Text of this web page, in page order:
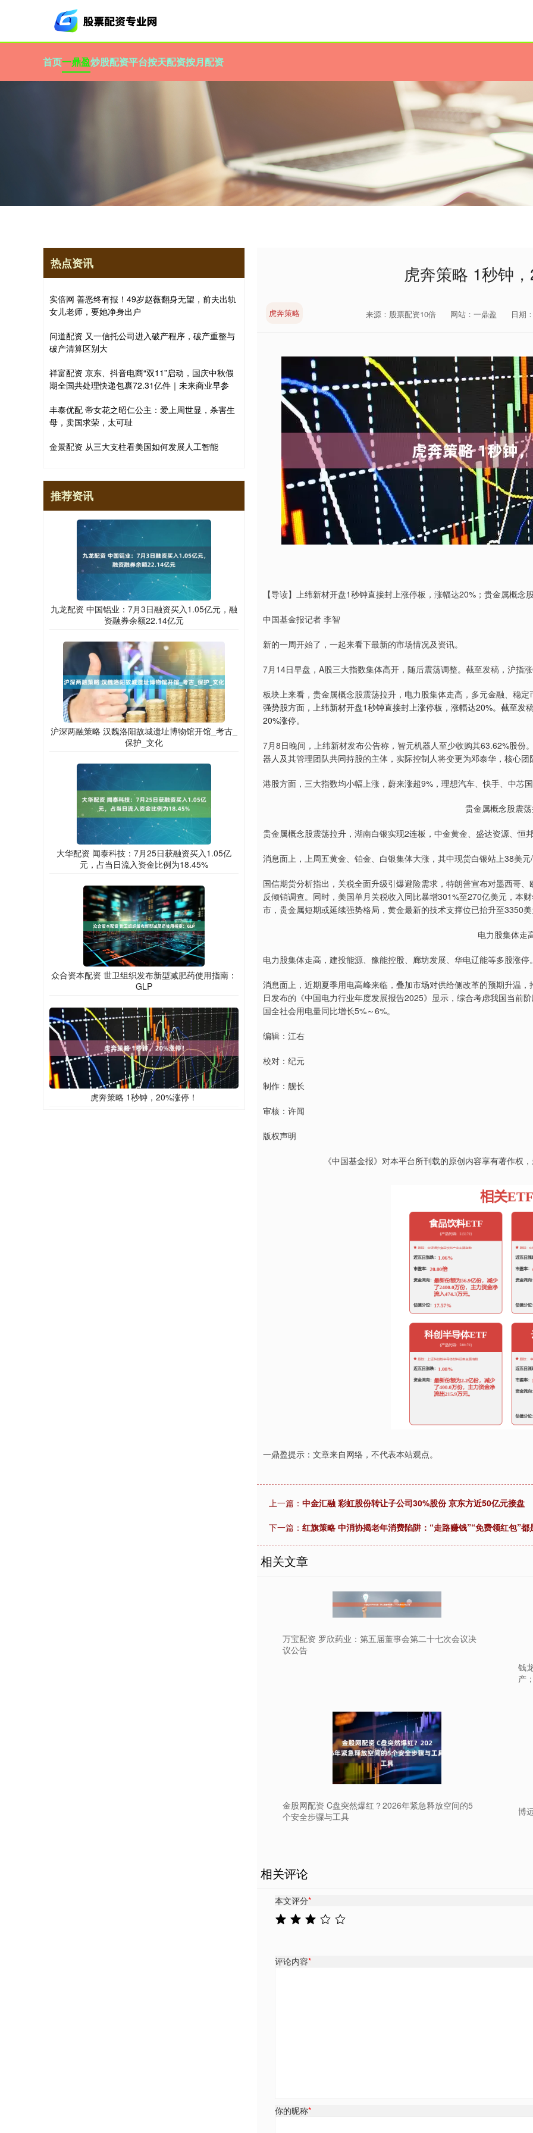
首页一鼎盈炒股配资平台按天配资按月配资
虎奔策略 1秒钟
虎奔策略 来源：股票配资10倍 网站：一鼎盈 日期
【导读】上纬新材开盘1秒钟直接封上涨停板，涨幅达20%；贵金属概念
中国基金报记者 李智
新的一周开始了，一起来看下最新的市场情况及资讯。
7月14日早盘，A股三大指数集体高开，随后震荡调整。截至发稿，沪指
板块上来看，贵金属概念股震荡拉升，电力股集体走高，多元金融、稳
强势股方面，上纬新材开盘1秒钟直接封上涨停板，涨幅达20%。截至
20%涨停。
7月8日晚间，上纬新材发布公告称，智元机器人至少收购其63.62%股
器人及其管理团队共同持股的主体，实际控制人将变更为邓泰华，核心团
港股方面，三大指数均小幅上涨，蔚来涨超9%，理想汽车、快手、中芯
贵金属概念股震
贵金属概念股震荡拉升，湖南白银实现2连板，中金黄金、盛达资源、恒
消息面上，上周五黄金、铂金、白银集体大涨，其中现货白银站上38美
国信期货分析指出，关税全面升级引爆避险需求，特朗普宣布对墨西哥
反倾销调查。同时，美国单月关税收入同比暴增301%至270亿美元，本
市，贵金属短期或延续强势格局，黄金最新的技术支撑位已抬升至3350
电力股集体走
电力股集体走高，建投能源、豫能控股、廊坊发展、华电辽能等多股涨停
消息面上，近期夏季用电高峰来临，叠加市场对供给侧改革的预期升温
日发布的《中国电力行业年度发展报告2025》显示，综合考虑我国当前
国全社会用电量同比增长5%～6%。
编辑：江右
校对：纪元
制作：舰长
审核：许闻
版权声明
《中国基金报》对本平台所刊载的原创内容享有著作权
一鼎盈提示：文章来自网络，不代表本站观点。
上一篇： 中金汇融 彩虹股份转让子公司30%股份 京东方近50亿元接盘
下一篇： 红旗策略 中消协揭老年消费陷阱：“走路赚钱”“免费领红包”都
相关文章
万宝配资 罗欣药业：第五届董事会第二十七次会议决
议公告
钱
产
金股网配资 C盘突然爆红？2026年紧急释放空间的5
个安全步骤与工具
博
相关评论
本文评分*
评论内容*
你的昵称*
热点资讯
实倍网 善恶终有报！49岁赵薇翻身无望，前夫出轨
女儿老师，要她净身出户
问道配资 又一信托公司进入破产程序，破产重整与
破产清算区别大
祥富配资 京东、抖音电商“双11”启动，国庆中秋假
期全国共处理快递包裹72.31亿件｜未来商业早参
丰泰优配 帝女花之昭仁公主：爱上周世显，杀害生
母，卖国求荣，太可耻
金景配资 从三大支柱看美国如何发展人工智能
推荐资讯
九龙配资 中国铝业：7月3日融资买入1.05亿元，融
资融券余额22.14亿元
沪深两融策略 汉魏洛阳故城遗址博物馆开馆_考古_
保护_文化
大华配资 闻泰科技：7月25日获融资买入1.05亿
元，占当日流入资金比例为18.45%
众合资本配资 世卫组织发布新型减肥药使用指南：
GLP
虎奔策略 1秒钟，20%涨停！